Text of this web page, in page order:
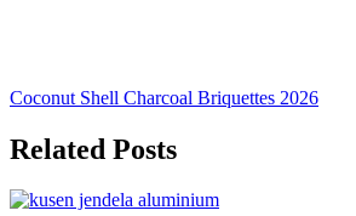
Coconut Shell Charcoal Briquettes 2026
Related Posts